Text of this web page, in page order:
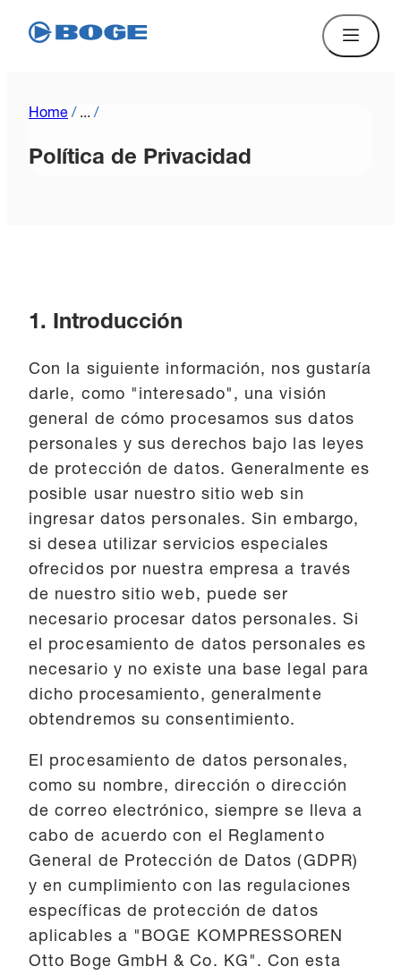
Home / ... /
Política de Privacidad
1. Introducción
Con la siguiente información, nos gustaría
darle, como "interesado", una visión
general de cómo procesamos sus datos
personales y sus derechos bajo las leyes
de protección de datos. Generalmente es
posible usar nuestro sitio web sin
ingresar datos personales. Sin embargo,
si desea utilizar servicios especiales
ofrecidos por nuestra empresa a través
de nuestro sitio web, puede ser
necesario procesar datos personales. Si
el procesamiento de datos personales es
necesario y no existe una base legal para
dicho procesamiento, generalmente
obtendremos su consentimiento.
El procesamiento de datos personales,
como su nombre, dirección o dirección
de correo electrónico, siempre se lleva a
cabo de acuerdo con el Reglamento
General de Protección de Datos (GDPR)
y en cumplimiento con las regulaciones
específicas de protección de datos
aplicables a "BOGE KOMPRESSOREN
Otto Boge GmbH & Co. KG". Con esta